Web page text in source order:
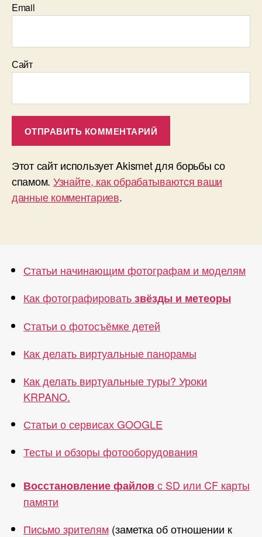
Email
Сайт
Этот сайт использует Akismet для борьбы со
спамом. Узнайте, как обрабатываются ваши
данные комментариев.
Статьи начинающим фотографам и моделям
Как фотографироватьзвёзды и метеоры
Статьи о фотосъёмке детей
Как делать виртуальные панорамы
Как делать виртуальные туры? Уроки
KRPANO.
Статьи о сервисах GOOGLE
Тесты и обзоры фотооборудования
Восстановление файловс SD или CF карты
памяти
Письмо зрителям (заметка об отношении к